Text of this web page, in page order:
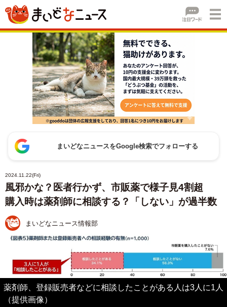
まいどなニュースをGoogle検索でフォローする
2024.11.22(Fri)
風邪かな？医者行かず、市販薬で様子見4割超
購入時は薬剤師に相談する？「しない」が過半数
まいどなニュース情報部
薬剤師、登録販売者などに相談したことがある人は3人に1人
（提供画像）